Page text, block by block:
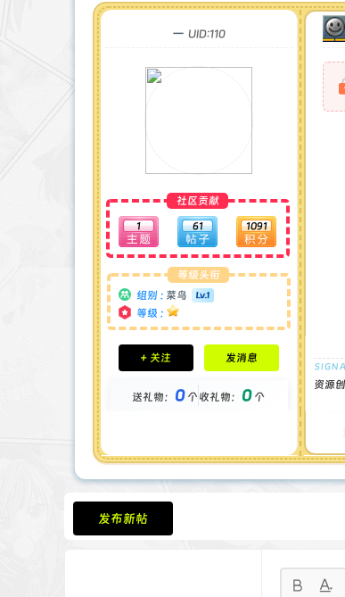
一 UID:110
社区贡献
1 61 1091
等级头衔
组别 : 菜鸟
等级 :
积分成就
钻石 : 0 颗
金币 : 0 枚
+ 关注 发消息
送礼物： 0个收礼物： 0个
资源
发布新帖